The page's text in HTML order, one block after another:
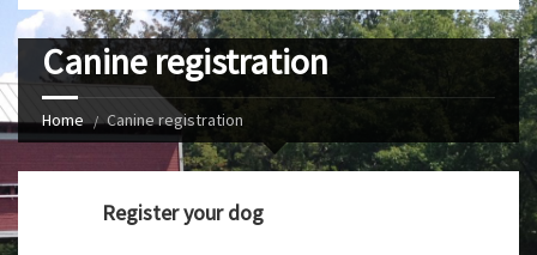
Canine registration
Home Canine registration
Register your dog